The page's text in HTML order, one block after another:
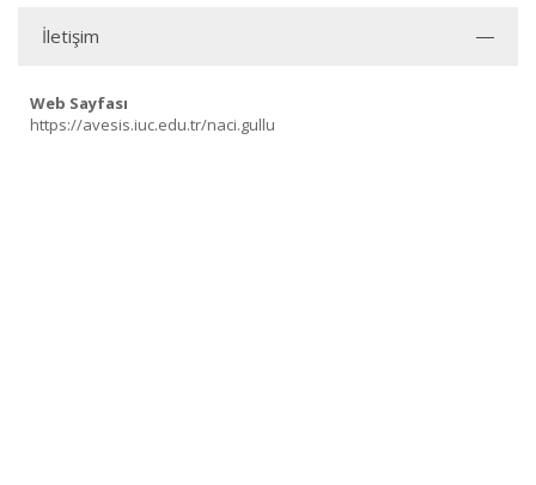
İletişim
Web Sayfası
https://avesis.iuc.edu.tr/naci.gullu